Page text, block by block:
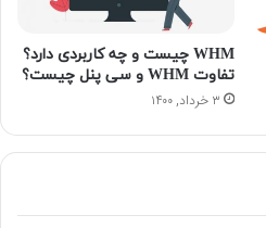
WHM چیست و چه کاربردی دارد؟
تفاوت WHM و سی پنل چیست؟
۳ خرداد, ۱۴۰۰